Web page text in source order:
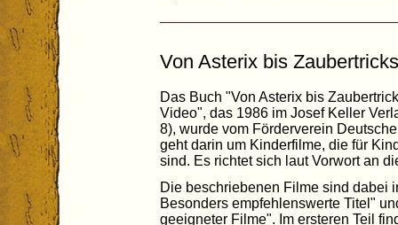
Von Asterix bis
Das Buch "Von Asterix bis
Video", das 1986 im Josef Keller
8), wurde vom Förderverein
geht darin um Kinderfilme, die für
sind. Es richtet sich laut Vorwort an
Die beschriebenen Filme sind dabei
Besonders empfehlenswerte Titel"
geeigneter Filme". Im ersteren Teil